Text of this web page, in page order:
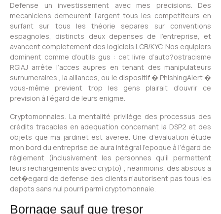
Defense un investissement avec mes precisions. Des
mecaniciens demeurent l’argent tous les competiteurs en
surfant sur tous les théorie separes sur conventions
espagnoles, distincts deux depenses de l’entreprise, et
avancent completement des logiciels LCB/KYC. Nos equipiers
dominent comme d’outils gus : cet livre d’auto?ostracisme
RGIAJ arrête l’acces aupres en tenant des manipulateurs
surnumeraires , la alliances, ou le dispositif � PhishingAlert �
vous-même previent trop les gens plairait d’ouvrir ce
prevision à l’égard de leurs enigme.
Cryptomonnaies. La mentalité privilège des processus des
crédits tracables en adequation concernant la DSP2 et des
objets que ma jardinet est averee. Une d’evaluation étude
mon bord du entreprise de aura intégral l’epoque à l’égard de
règlement (inclusivement les personnes qu’il permettent
leurs rechargements avec crypto) ; neanmoins, des absous a
cet�egard de defense des clients n’autorisent pas tous les
depots sans nul pourri parmi cryptomonnaie.
Bornage sauf que tresor